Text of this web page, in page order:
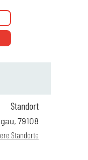
Standort
, 79108
Standorte